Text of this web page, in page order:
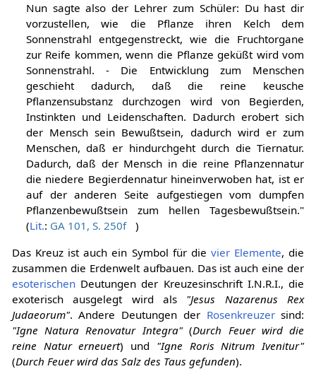
Nun sagte also der Lehrer zum Schüler: Du hast dir
vorzustellen, wie die Pflanze ihren Kelch dem
Sonnenstrahl entgegenstreckt, wie die Fruchtorgane
zur Reife kommen, wenn die Pflanze geküßt wird vom
Sonnenstrahl. - Die Entwicklung zum Menschen
geschieht dadurch, daß die reine keusche
Pflanzensubstanz durchzogen wird von Begierden,
Instinkten und Leidenschaften. Dadurch erobert sich
der Mensch sein Bewußtsein, dadurch wird er zum
Menschen, daß er hindurchgeht durch die Tiernatur.
Dadurch, daß der Mensch in die reine Pflanzennatur
die niedere Begierdennatur hineinverwoben hat, ist er
auf der anderen Seite aufgestiegen vom dumpfen
Pflanzenbewußtsein zum hellen Tagesbewußtsein."
(Lit.: GA 101, S. 250f
)
Das Kreuz ist auch ein Symbol für die vier Elemente, die
zusammen die Erdenwelt aufbauen. Das ist auch eine der
esoterischenDeutungen der Kreuzesinschrift I.N.R.I., die
exoterisch ausgelegt wird als "Jesus Nazarenus Rex
Judaeorum". Andere Deutungen der Rosenkreuzersind:
"Igne Natura Renovatur Integra"(Durch Feuer wird die
reine Natur erneuert) und "Igne Roris Nitrum Ivenitur"
(Durch Feuer wird das Salz des Taus gefunden).